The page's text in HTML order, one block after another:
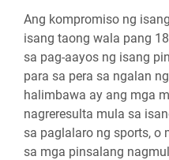
Ang kompromiso ng
isang taong wala pang
sa pag-aayos ng isang
para sa pera sa ngalan
halimbawa ay ang mga
nagreresulta mula sa
sa paglalaro ng sports, o
sa mga pinsalang